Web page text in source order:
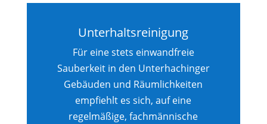
Unterhaltsreinigung
Für eine stets einwandfreie
Sauberkeit in den Unterhachinger
Gebäuden und Räumlichkeiten
empfiehlt es sich, auf eine
regelmäßige, fachmännische